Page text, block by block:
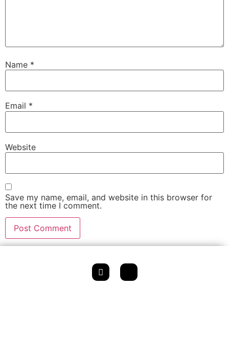
Name *
Email *
Website
Save my name, email, and website in this browser for
the next time I comment.